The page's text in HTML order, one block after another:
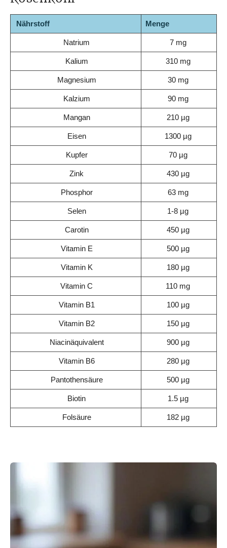
Nährstoff Menge
Natrium 7 mg
Kalium 310 mg
Magnesium 30 mg
Kalzium 90 mg
Mangan 210 µg
Eisen 1300 µg
Kupfer 70 µg
Zink 430 µg
Phosphor 63 mg
Selen 1-8 µg
Carotin 450 µg
Vitamin E 500 µg
Vitamin K 180 µg
Vitamin C 110 mg
Vitamin B1 100 µg
Vitamin B2 150 µg
Niacinäquivalent 900 µg
Vitamin B6 280 µg
Pantothensäure 500 µg
Biotin 1.5 µg
Folsäure 182 µg